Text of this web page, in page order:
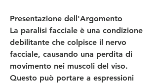
Presentazione dell'Argomento
La paralisi facciale è una condizione
debilitante che colpisce il nervo
facciale, causando una perdita di
movimento nei muscoli del viso.
Questo può portare a espressioni